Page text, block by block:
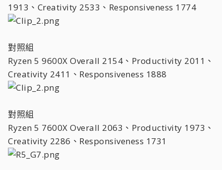
1913、Creativity 2533、Responsiveness 1774
對照組
Ryzen 5 9600X Overall 2154、Productivity 2011、
Creativity 2411、Responsiveness 1888
對照組
Ryzen 5 7600X Overall 2063、Productivity 1973、
Creativity 2286、Responsiveness 1731